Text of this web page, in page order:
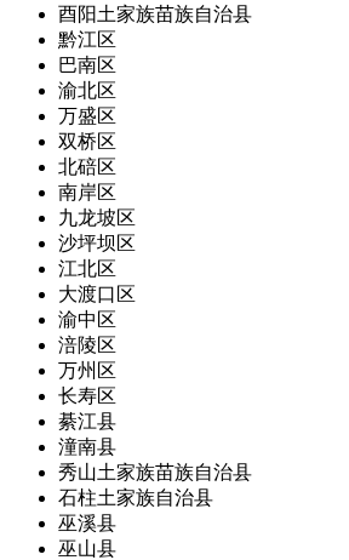
酉阳土家族苗族自治县
黔江区
巴南区
渝北区
万盛区
双桥区
北碚区
南岸区
九龙坡区
沙坪坝区
江北区
大渡口区
渝中区
涪陵区
万州区
长寿区
綦江县
潼南县
秀山土家族苗族自治县
石柱土家族自治县
巫溪县
巫山县